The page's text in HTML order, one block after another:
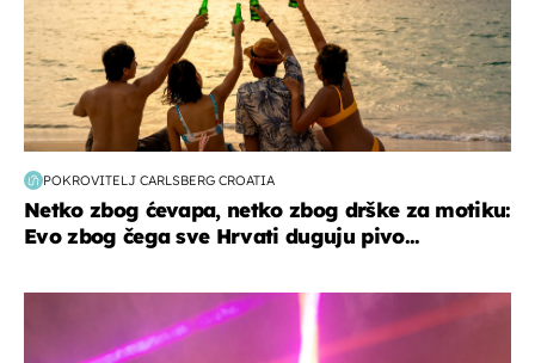
POKROVITELJ CARLSBERG CROATIA
Netko zbog ćevapa, netko zbog drške za motiku:
Evo zbog čega sve Hrvati duguju pivo...